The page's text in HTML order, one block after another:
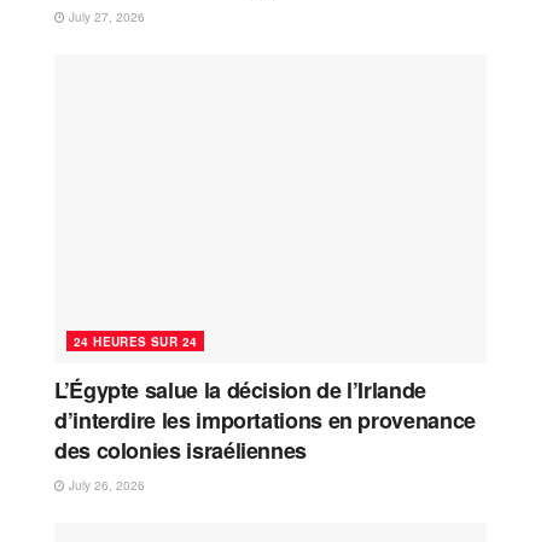
July 27, 2026
24 HEURES SUR 24
L’Égypte salue la décision de l’Irlande
d’interdire les importations en provenance
des colonies israéliennes
July 26, 2026